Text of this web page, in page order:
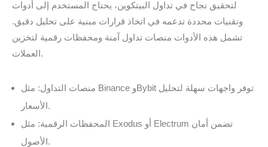
لتحقيق نجاح في تداول البيتكوين، يحتاج المستخدم إلى أدوات
وتقنيات محددة تدعمه في اتخاذ قرارات مبنية على تحليل دقيق.
تشمل هذه الأدوات منصات تداول آمنة ومحفظات رقمية لتخزين
العملات.
منصات التداول: مثل Binance وBybit توفر واجهات سهلة لتحليل
الأسعار.
المحفظات الرقمية: مثل Exodus أو Electrum تضمن أمان
الأصول.